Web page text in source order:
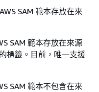
SAM 範本存放在來
SAM 範本存放在來源
標籤。目前，唯一支援
SAM 範本不包含在來